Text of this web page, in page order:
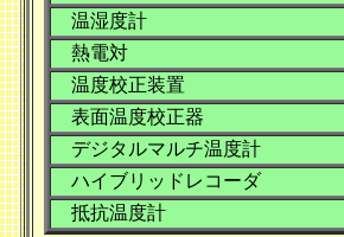
温湿度計
熱電対
温度校正装置
表面温度校正器
デジタルマルチ温度計
ハイブリッドレコーダ
抵抗温度計